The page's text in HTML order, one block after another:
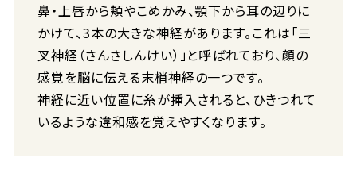
鼻・上唇から頬やこめかみ、顎下から耳の辺りに
かけて、3本の大きな神経があります。これは「三
叉神経（さんさしんけい）」と呼ばれており、顔の
感覚を脳に伝える末梢神経の一つです。
神経に近い位置に糸が挿入されると、ひきつれて
いるような違和感を覚えやすくなります。